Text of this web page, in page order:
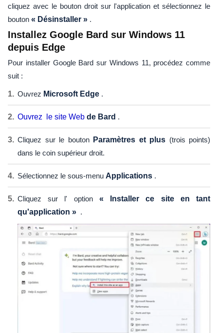
cliquez avec le bouton droit sur l'application et sélectionnez le
bouton « Désinstaller » .
Installez Google Bard sur Windows 11
depuis Edge
Pour installer Google Bard sur Windows 11, procédez comme
suit :
Ouvrez Microsoft Edge .
Ouvrez le site Web de Bard .
Cliquez sur le bouton Paramètres et plus (trois points)
dans le coin supérieur droit.
Sélectionnez le sous-menu Applications .
Cliquez sur l' option « Installer ce site en tant
qu'application » .